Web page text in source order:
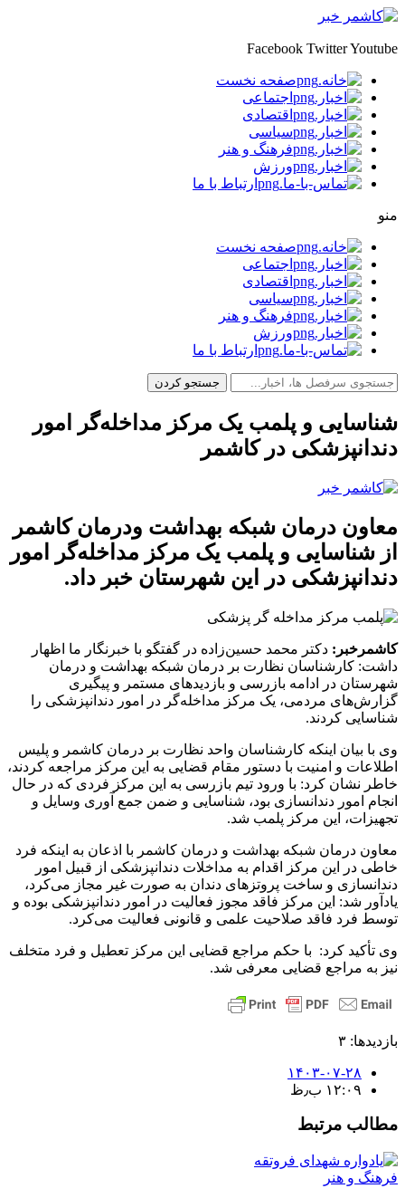
Facebook TwitterYoutube
صفحه نخست
اجتماعی
اقتصادی
سیاسی
فرهنگ و هنر
ورزش
ارتباط با ما
منو
صفحه نخست
اجتماعی
اقتصادی
سیاسی
فرهنگ و هنر
ورزش
ارتباط با ما
شناسایی و پلمب یک مرکز مداخله‌گر امور
دندانپزشکی در کاشمر
معاون درمان شبکه بهداشت ودرمان کاشمر
از شناسایی و پلمب یک مرکز مداخله‌گر امور
دندانپزشکی در این شهرستان خبر داد.
کاشمرخبر: دکتر محمد حسین‌زاده در گفتگو با خبرنگار ما اظهار
داشت: کارشناسان نظارت بر درمان شبکه بهداشت و درمان
شهرستان در ادامه بازرسی و بازدیدهای مستمر و پیگیری
گزارش‌های مردمی، یک مرکز مداخله‌گر در امور دندانپزشکی را
شناسایی کردند.
وی با بیان اینکه کارشناسان واحد نظارت بر درمان کاشمر و پلیس
اطلاعات و امنیت با دستور مقام قضایی به این مرکز مراجعه کردند،
خاطر نشان کرد: با ورود تیم بازرسی به این مرکز فردی که در حال
انجام امور دندانسازی بود، شناسایی و ضمن جمع آوری وسایل و
تجهیزات، این مرکز پلمب شد.
معاون درمان شبکه بهداشت و درمان کاشمر با اذعان به اینکه فرد
خاطی در این مرکز اقدام به مداخلات دندانپزشکی از قبیل امور
دندانسازی و ساخت پروتزهای دندان به صورت غیر مجاز می‌کرد،
یادآور شد: این مرکز فاقد مجوز فعالیت در امور دندانپزشکی بوده و
توسط فرد فاقد صلاحیت علمی و قانونی فعالیت می‌کرد.
وی تأکید کرد: با حکم مراجع قضایی این مرکز تعطیل و فرد متخلف
نیز به مراجع قضایی معرفی شد.
بازدیدها: ۳
۱۴۰۳-۰۷-۲۸
۱۲:۰۹ ب٫ظ
مطالب مرتبط
فرهنگ و هنر